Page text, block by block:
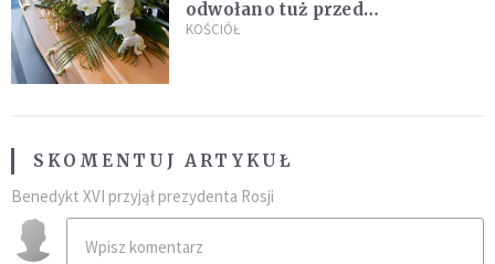
odwołano tuż przed
uroczystością. Powodem była
KOŚCIÓŁ
SKOMENTUJ ARTYKUŁ
Benedykt XVI przyjął prezydenta Rosji